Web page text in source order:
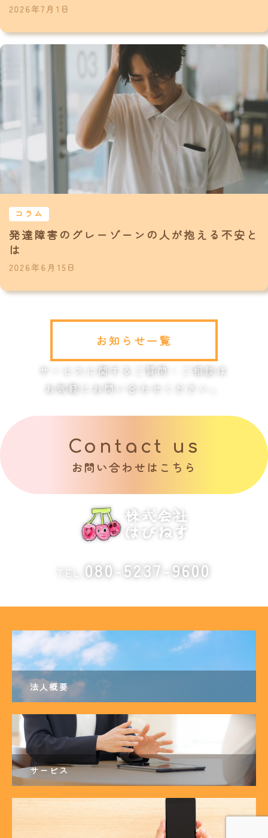
2026年7月1日
コラム
発達障害のグレーゾーンの人が抱える不安と
は
2026年6月15日
お知らせ一覧
サービスに関するご質問・ご相談は
お気軽にお問い合わせください。
TEL. 080-5237-9600
Contact us
お問い合わせはこちら
法人概要
サービス